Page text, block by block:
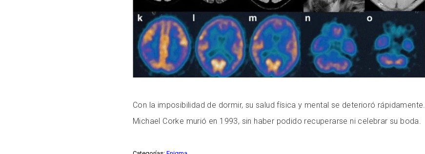
Con la imposibilidad de dormir, su salud física y mental se deterioró rápidamente.
Michael Corke murió en 1993, sin haber podido recuperarse ni celebrar su boda.